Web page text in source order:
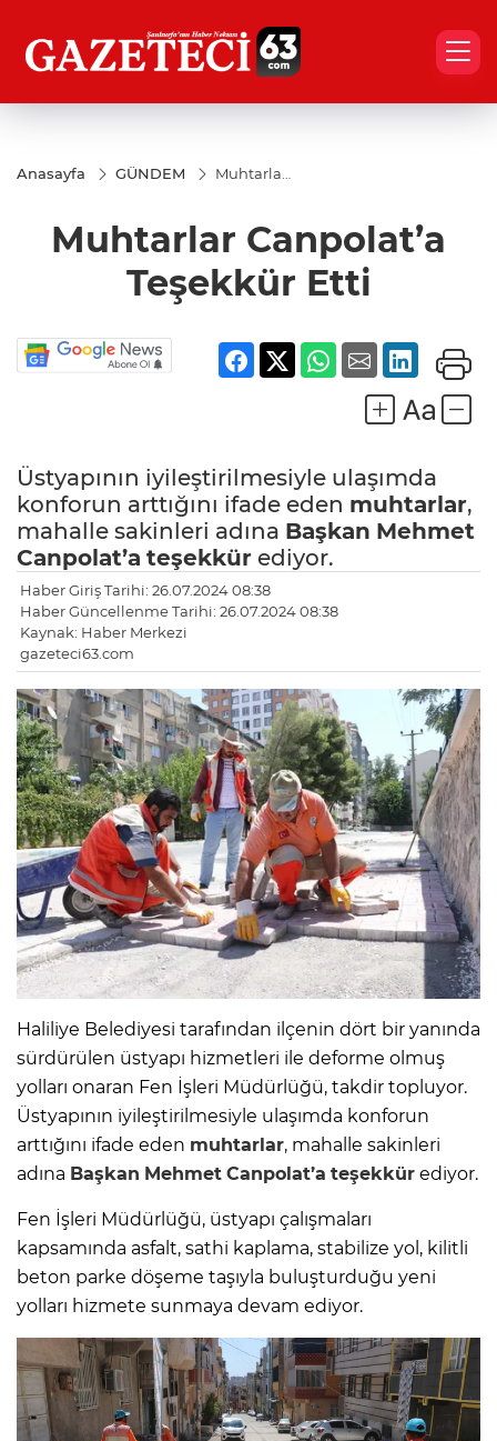
Anasayfa GÜNDEM
Muhtarlar
Muhtarlar Canpolat’a
Teşekkür Etti
Üstyapının iyileştirilmesiyle ulaşımda
konforun arttığını ifade eden muhtarlar,
mahalle sakinleri adına Başkan Mehmet
Canpolat’a teşekkür ediyor.
Haber Giriş Tarihi: 26.07.2024 08:38
Haber Güncellenme Tarihi: 26.07.2024 08:38
Kaynak: Haber Merkezi
gazeteci63.com
Haliliye Belediyesi tarafından ilçenin dört bir yanında
sürdürülen üstyapı hizmetleri ile deforme olmuş
yolları onaran Fen İşleri Müdürlüğü, takdir topluyor.
Üstyapının iyileştirilmesiyle ulaşımda konforun
arttığını ifade eden muhtarlar, mahalle sakinleri
adına Başkan Mehmet Canpolat’a teşekkür ediyor.
Fen İşleri Müdürlüğü, üstyapı çalışmaları
kapsamında asfalt, sathi kaplama, stabilize yol, kilitli
beton parke döşeme taşıyla buluşturduğu yeni
yolları hizmete sunmaya devam ediyor.